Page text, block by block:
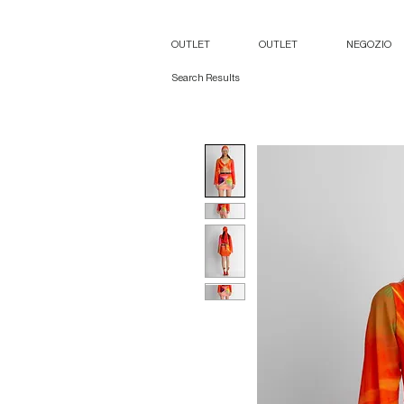
OUTLET OUTLET NEGOZIO
Search Results